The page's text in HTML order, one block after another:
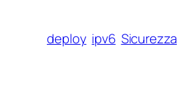
deploy ipv6 Sicurezza